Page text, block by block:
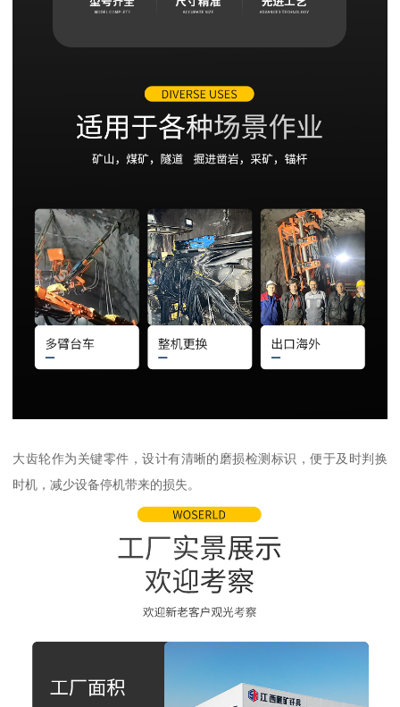
大齿轮作为关键零件，设计有清晰的磨损检测标识，便于及时判换
时机，减少设备停机带来的损失。